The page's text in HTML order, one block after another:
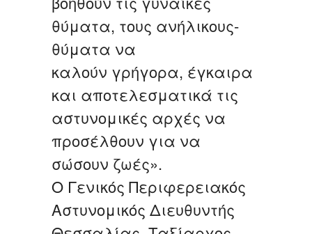
θύματα, τους ανήλικους-
θύματα να
καλούν γρήγορα, έγκαιρα
και αποτελεσματικά τις
αστυνομικές αρχές να
προσέλθουν για να
σώσουν ζωές».
Ο Γενικός Περιφερειακός
Αστυνομικός Διευθυντής